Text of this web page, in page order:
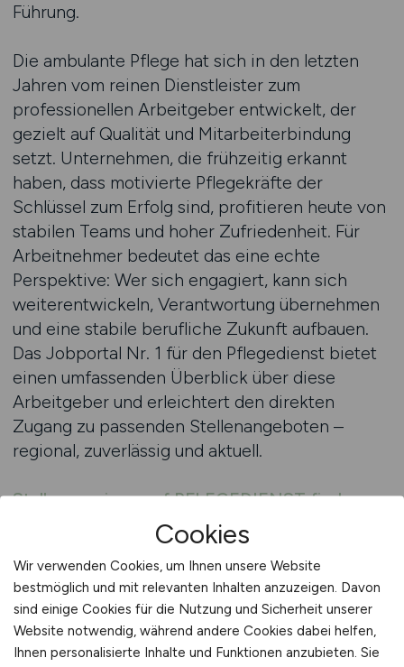
Führung.
Die ambulante Pflege hat sich in den letzten
Jahren vom reinen Dienstleister zum
professionellen Arbeitgeber entwickelt, der
gezielt auf Qualität und Mitarbeiterbindung
setzt. Unternehmen, die frühzeitig erkannt
haben, dass motivierte Pflegekräfte der
Schlüssel zum Erfolg sind, profitieren heute von
stabilen Teams und hoher Zufriedenheit. Für
Arbeitnehmer bedeutet das eine echte
Perspektive: Wer sich engagiert, kann sich
weiterentwickeln, Verantwortung übernehmen
und eine stabile berufliche Zukunft aufbauen.
Das Jobportal Nr. 1 für den Pflegedienst bietet
einen umfassenden Überblick über diese
Arbeitgeber und erleichtert den direkten
Zugang zu passenden Stellenangeboten –
regional, zuverlässig und aktuell.
Stellenanzeigen auf PFLEGEDIENST finden
PFLEGEDIENST.JOBS unterstützt
bei der Jobsuche
Die Suche nach einem passenden Arbeitsplatz
in der Pflege kann zeitaufwendig und
Cookies
Wir verwenden Cookies, um Ihnen unsere Website
bestmöglich und mit relevanten Inhalten anzuzeigen. Davon
sind einige Cookies für die Nutzung und Sicherheit unserer
Website notwendig, während andere Cookies dabei helfen,
Ihnen personalisierte Inhalte und Funktionen anzubieten. Sie